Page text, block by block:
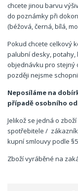
chcete jinou barvu
do poznámky při
(béžová, černá, bílá,
Pokud chcete celkový
palubní desky, potahy,
objednávku pro stejný
později nejsme
Neposíláme na
případě osobního
Jelikož se jedná o
spotřebitele /
kupní smlouvy podle
Zboží vyráběné na